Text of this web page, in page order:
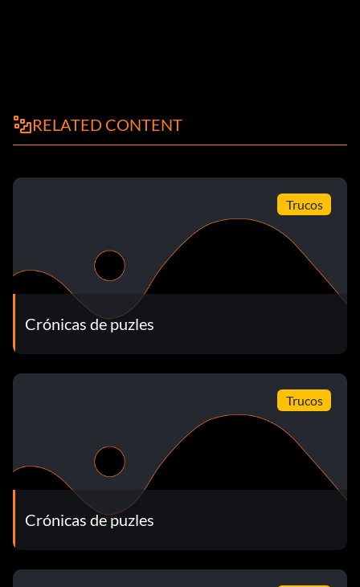
RELATED CONTENT
Trucos
Crónicas de puzles
Trucos
Crónicas de puzles